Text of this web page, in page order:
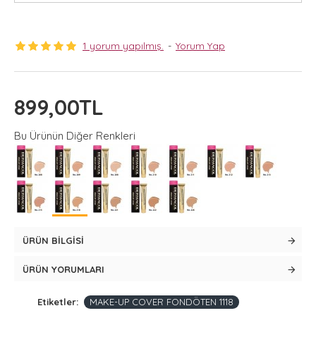
1 yorum yapılmış. - Yorum Yap
899,00TL
Bu Ürünün Diğer Renkleri
ÜRÜN BILGISI
ÜRÜN YORUMLARI
Etiketler: MAKE-UP COVER FONDÖTEN 1118